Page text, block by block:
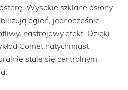
Wysokie szklane osłony
ogień, jednocześnie
nastrojowy efekt. Dzięki
Comet natychmiast
staje się centralnym